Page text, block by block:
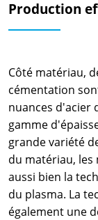
Production
Côté matériau,
cémentation
nuances d'acier
gamme
grande variété
du matériau, les
aussi bien la
du plasma. La
également une